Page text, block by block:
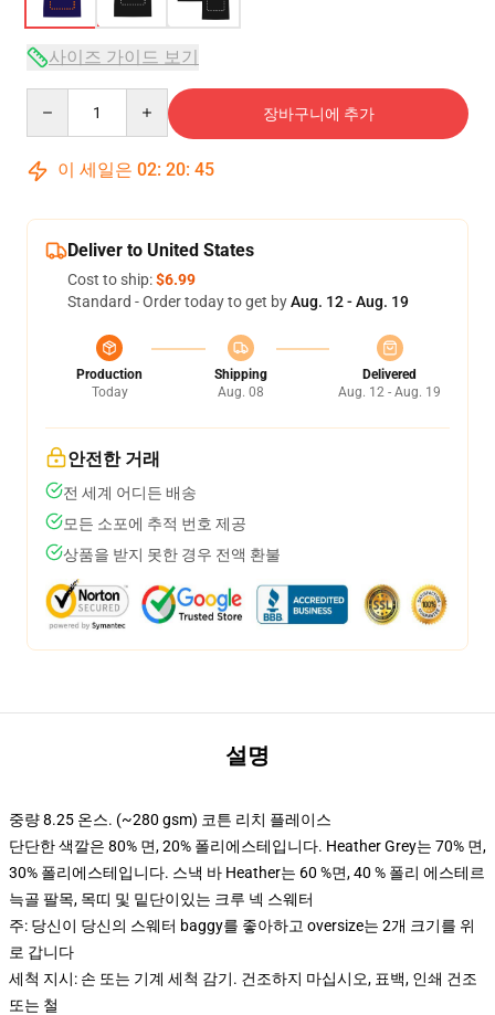
사이즈 가이드 보기
장바구니에 추가
이 세일은 02: 20: 45
Deliver to United States
Cost to ship:$6.99
Standard - Order today to get byAug. 12 - Aug. 19
Production
Today
Shipping
Aug. 08
Delivered
Aug. 12 - Aug. 19
안전한 거래
전 세계 어디든 배송
모든 소포에 추적 번호 제공
상품을 받지 못한 경우 전액 환불
설명
중량 8.25 온스. (~280 gsm) 코튼 리치 플레이스
단단한 색깔은 80% 면, 20% 폴리에스테입니다. Heather Grey는 70% 면,
30% 폴리에스테입니다. 스낵 바 Heather는 60 %면, 40 % 폴리 에스테르
늑골 팔목, 목띠 및 밑단이있는 크루 넥 스웨터
주: 당신이 당신의 스웨터 baggy를 좋아하고 oversize는 2개 크기를 위
로 갑니다
세척 지시: 손 또는 기계 세척 감기. 건조하지 마십시오, 표백, 인쇄 건조
또는 철